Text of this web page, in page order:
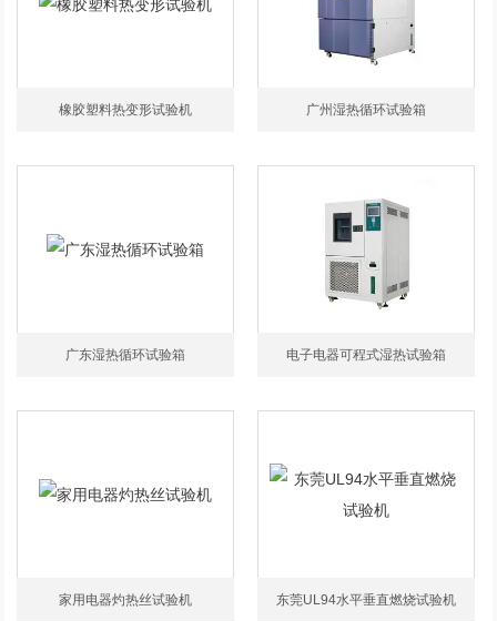
橡胶塑料热变形试验机 广州湿热循环试验箱
广东湿热循环试验箱 电子电器可程式湿热试验箱
家用电器灼热丝试验机 东莞UL94水平垂直燃烧试验机